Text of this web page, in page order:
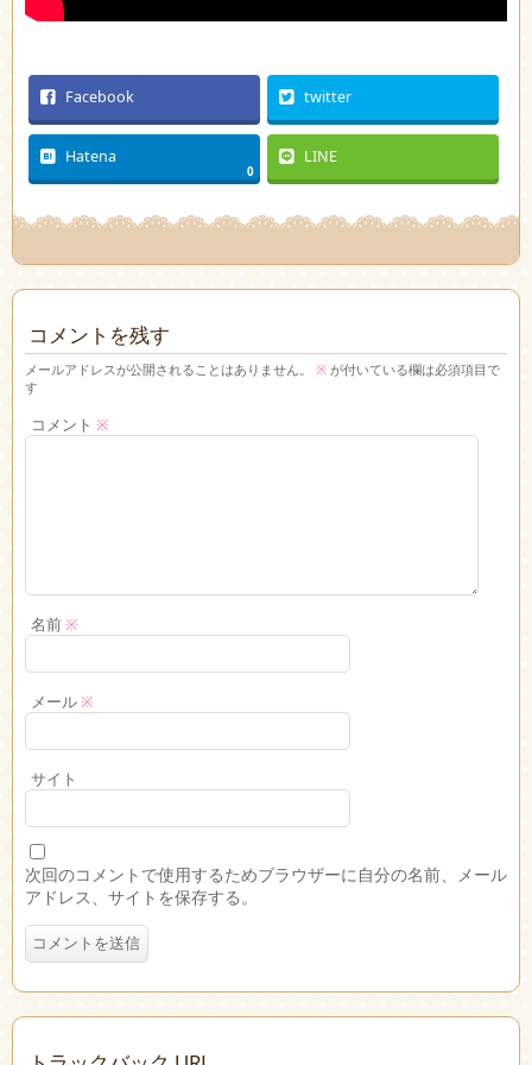
Facebook twitter
Hatena
0
LINE
コメントを残す
メールアドレスが公開されることはありません。 ※ が付いている欄は必須項目で
す
コメント ※
名前※
メール※
サイト
次回のコメントで使用するためブラウザーに自分の名前、メール
アドレス、サイトを保存する。